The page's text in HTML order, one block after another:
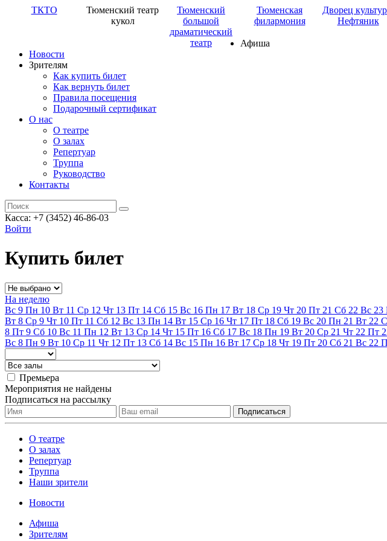
ТКТО
Тюменский театр
кукол
Тюменский
большой
драматический
театр
Тюменская
филармония
Дворец
Нефтяник
Афиша
Новости
Зрителям
Как купить билет
Как вернуть билет
Правила посещения
Подарочный сертификат
О нас
О театре
О залах
Репертуар
Труппа
Руководство
Контакты
Касса: +7 (3452) 46-86-03
Войти
Купить билет
На неделю
Вс 9 Пн 10 Вт 11 Ср 12 Чт 13 Пт 14 Сб 15 Вс 16 Пн 17 Вт 18 Ср 19 Чт 20 Пт 21 Сб 22 Вс 23
Вт 8 Ср 9 Чт 10 Пт 11 Сб 12 Вс 13 Пн 14 Вт 15 Ср 16 Чт 17 Пт 18 Сб 19 Вс 20 Пн 21 Вт 22
8 Пт 9 Сб 10 Вс 11 Пн 12 Вт 13 Ср 14 Чт 15 Пт 16 Сб 17 Вс 18 Пн 19 Вт 20 Ср 21 Чт 22 Пт
Вс 8 Пн 9 Вт 10 Ср 11 Чт 12 Пт 13 Сб 14 Вс 15 Пн 16 Вт 17 Ср 18 Чт 19 Пт 20 Сб 21 Вс 22
Премьера
Мероприятия не найдены
Подписаться на рассылку
О театре
О залах
Репертуар
Труппа
Наши зрители
Новости
Афиша
Зрителям